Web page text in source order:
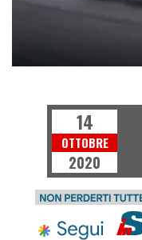
14
OTTOBRE
2020